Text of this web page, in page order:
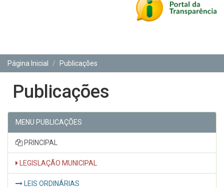
Página Inicial
Publicações
Publicações
MENU PUBLICAÇÕES
PRINCIPAL
LEGISLAÇÃO MUNICIPAL
LEIS ORDINÁRIAS